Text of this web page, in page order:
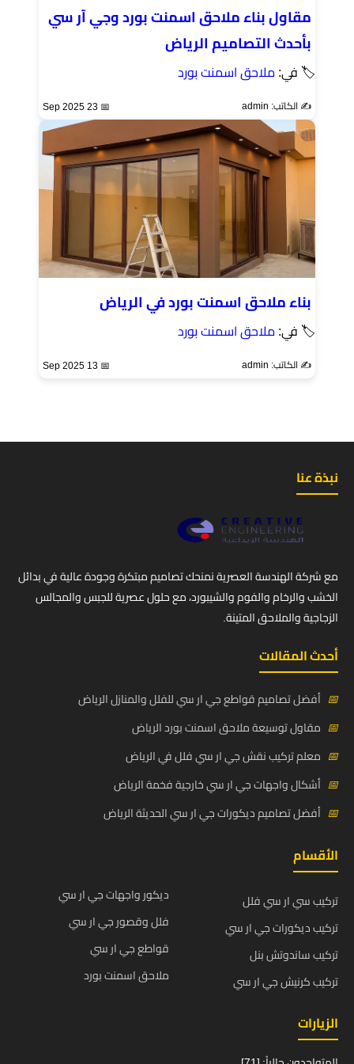
مقاول بناء ملاحق اسمنت بورد وجي آر سي
بأحدث التصاميم الرياض
🏷 في: ملاحق اسمنت بورد
✍️ الكاتب: admin 📅 23 Sep 2025
بناء ملاحق اسمنت بورد في الرياض
🏷 في: ملاحق اسمنت بورد
✍️ الكاتب: admin 📅 13 Sep 2025
نبذة عنا
مع شركة الهندسة العصرية نمنحك تصاميم مبتكرة وجودة عالية في بدائل
الخشب والرخام والفوم والشيبورد، مع حلول عصرية للجبس والمجالس
الزجاجية والملاحق المتينة.
أحدث المقالات
📅 أفضل تصاميم قواطع جي ار سي للفلل والمنازل الرياض
📅 مقاول توسيعة ملاحق اسمنت بورد الرياض
📅 معلم تركيب نقش جي ار سي فلل في الرياض
📅 أشكال واجهات جي ار سي خارجية فخمة الرياض
📅 أفضل تصاميم ديكورات جي ار سي الحديثة الرياض
الأقسام
تركيب سي ار سي فلل
تركيب ديكورات جي ار سي
تركيب ساندوتش بنل
تركيب كرنيش جي ار سي
ديكور واجهات جي ار سي
فلل وقصور جي ار سي
قواطع جي ار سي
ملاحق اسمنت بورد
الزيارات